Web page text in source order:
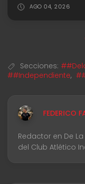
AGO 04, 2026
Secciones:
##Independiente,
FEDERICO
Redactor en De
del Club Atlético